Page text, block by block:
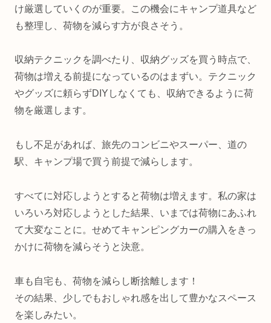
け厳選していくのが重要。この機会にキャンプ道具など
も整理し、荷物を減らす方が良さそう。
収納テクニックを調べたり、収納グッズを買う時点で、
荷物は増える前提になっているのはまずい。テクニック
やグッズに頼らずDIYしなくても、収納できるように荷
物を厳選します。
もし不足があれば、旅先のコンビニやスーパー、道の
駅、キャンプ場で買う前提で減らします。
すべてに対応しようとすると荷物は増えます。私の家は
いろいろ対応しようとした結果、いまでは荷物にあふれ
て大変なことに。せめてキャンピングカーの購入をきっ
かけに荷物を減らそうと決意。
車も自宅も、荷物を減らし断捨離します！
その結果、少しでもおしゃれ感を出して豊かなスペース
を楽しみたい。